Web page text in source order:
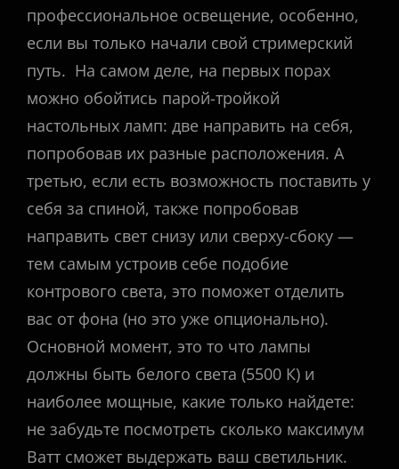
профессиональное освещение, особенно,
если вы только начали свой стримерский
путь. На самом деле, на первых порах
можно обойтись парой-тройкой
настольных ламп: две направить на себя,
попробовав их разные расположения. А
третью, если есть возможность поставить у
себя за спиной, также попробовав
направить свет снизу или сверху-сбоку —
тем самым устроив себе подобие
контрового света, это поможет отделить
вас от фона (но это уже опционально).
Основной момент, это то что лампы
должны быть белого света (5500 К) и
наиболее мощные, какие только найдете:
не забудьте посмотреть сколько максимум
Ватт сможет выдержать ваш светильник.